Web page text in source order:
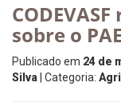
sobre o
Publicado em 24 de
Silva | Categoria: